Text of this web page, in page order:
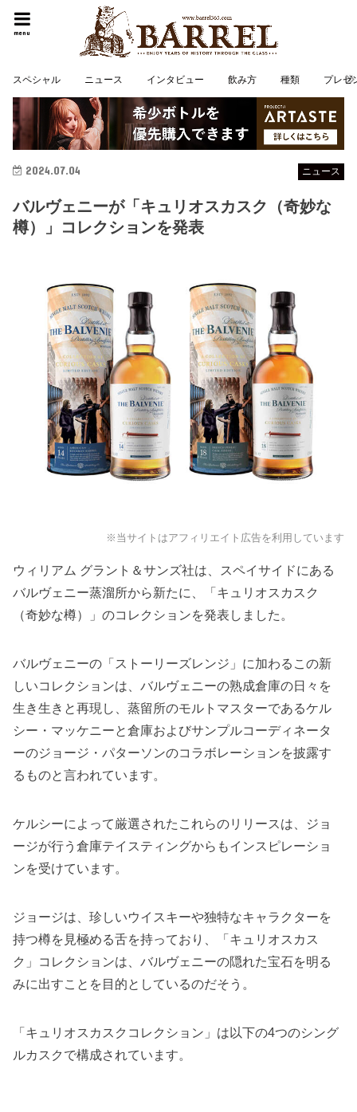
menu
スペシャル ニュース インタビュー 飲み方 種類 プレゼ
ニュース
2024.07.04
バルヴェニーが「キュリオスカスク（奇妙な
樽）」コレクションを発表
※当サイトはアフィリエイト広告を利用しています
ウィリアム グラント＆サンズ社は、スペイサイドにある
バルヴェニー蒸溜所から新たに、「キュリオスカスク
（奇妙な樽）」のコレクションを発表しました。
バルヴェニーの「ストーリーズレンジ」に加わるこの新
しいコレクションは、バルヴェニーの熟成倉庫の日々を
生き生きと再現し、蒸留所のモルトマスターであるケル
シー・マッケニーと倉庫およびサンプルコーディネータ
ーのジョージ・パターソンのコラボレーションを披露す
るものと言われています。
ケルシーによって厳選されたこれらのリリースは、ジョ
ージが行う倉庫テイスティングからもインスピレーショ
ンを受けています。
ジョージは、珍しいウイスキーや独特なキャラクターを
持つ樽を見極める舌を持っており、「キュリオスカス
ク」コレクションは、バルヴェニーの隠れた宝石を明る
みに出すことを目的としているのだそう。
「キュリオスカスクコレクション」は以下の4つのシング
ルカスクで構成されています。